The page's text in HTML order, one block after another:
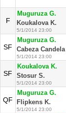
F
Muguruza G.
Koukalova K.
5/1/2014 23:00
SF
Muguruza G.
Cabeza Candela
5/1/2014 23:00
SF
Koukalova K.
Stosur S.
5/1/2014 23:00
QF
Muguruza G.
Flipkens K.
5/1/2014 23:00